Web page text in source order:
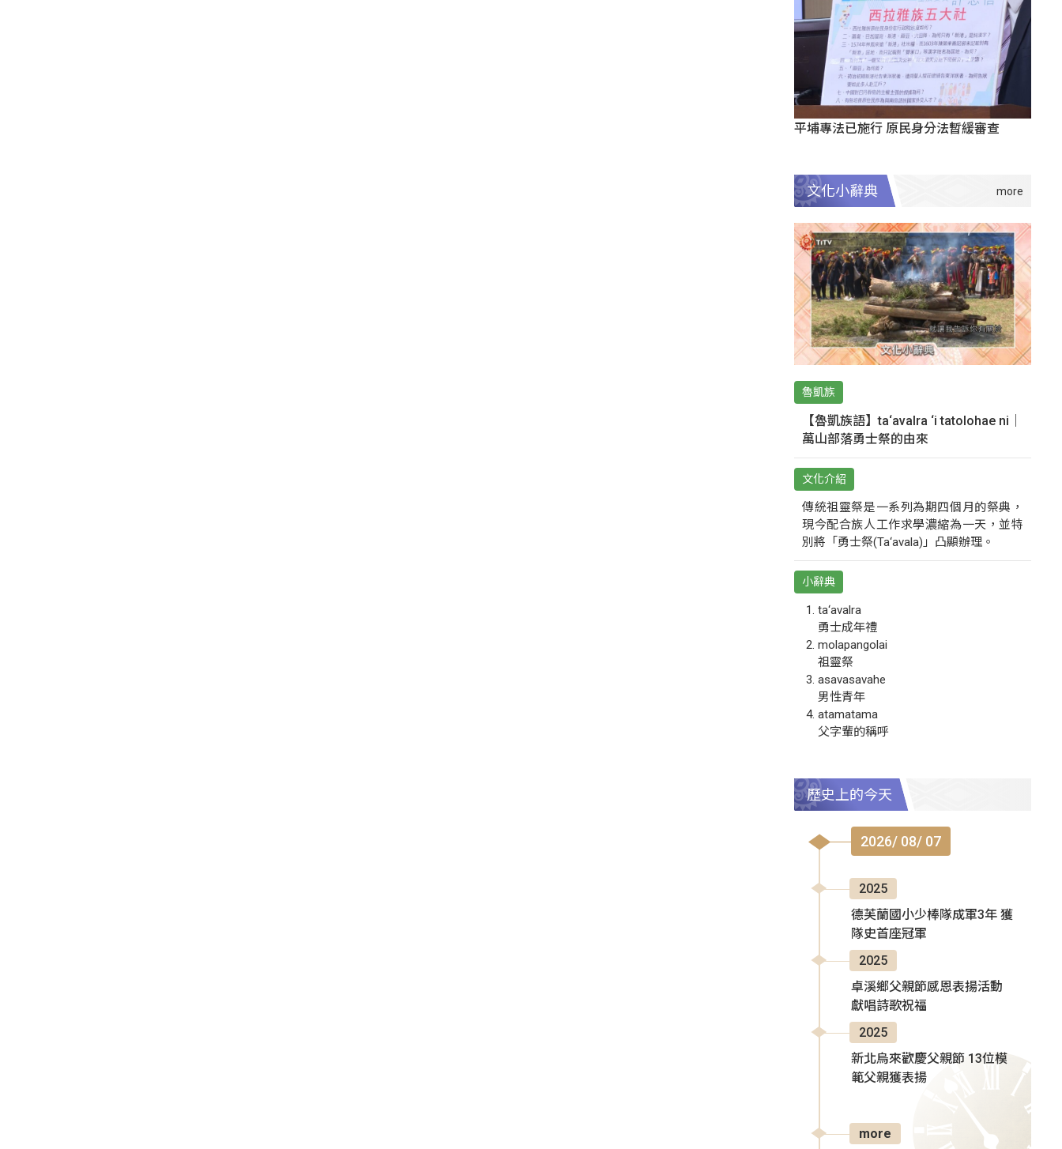
平埔專法已施行 原民身分法暫緩審查
文化小辭典
魯凱族
【魯凱族語】ta‘avalra ‘i tatolohae ni｜
萬山部落勇士祭的由來
文化介紹
傳統祖靈祭是一系列為期四個月的祭典，
現今配合族人工作求學濃縮為一天，並特
別將「勇士祭(Ta‘avala)」凸顯辦理。
小辭典
ta‘avalra
勇士成年禮
molapangolai
祖靈祭
asavasavahe
男性青年
atamatama
父字輩的稱呼
歷史上的今天
2026/ 08/ 07
2025
德芙蘭國小少棒隊成軍3年 獲
隊史首座冠軍
2025
卓溪鄉父親節感恩表揚活動
獻唱詩歌祝福
2025
新北烏來歡慶父親節 13位模
範父親獲表揚
more